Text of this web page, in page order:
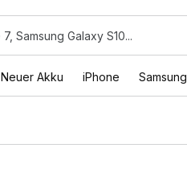
Neuer Akku iPhone Samsung